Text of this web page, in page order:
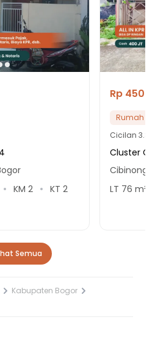
KM 2 KT 2
Rp
Rumah
Cicilan 3.8
Cluster
Cibinong,
LT 76 m²
Semua
Kabupaten Bogor